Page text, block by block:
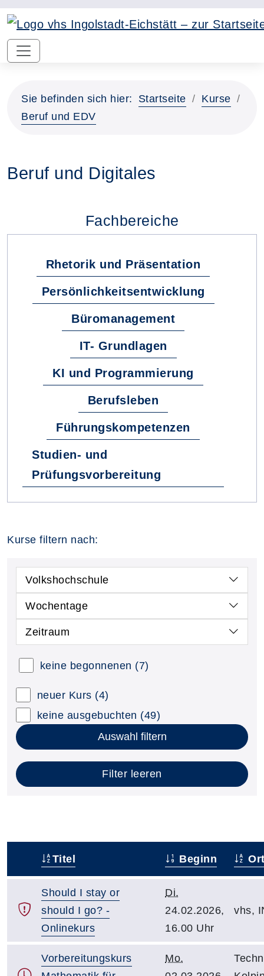
Sie befinden sich hier: Startseite
Kurse
Beruf und EDV
Beruf und Digitales
Fachbereiche
Rhetorik und Präsentation
Persönlichkeitsentwicklung
Büromanagement
IT- Grundlagen
KI und Programmierung
Berufsleben
Führungskompetenzen
Studien- und
Prüfungsvorbereitung
Kurse filtern nach:
Volkshochschule
Wochentage
Zeitraum
keine begonnenen (7)
neuer Kurs (4)
keine ausgebuchten (49)
Auswahl filtern
Filter leeren
Titel Beginn
Should I stay or
should I go? -
Onlinekurs
Di.
24.02.2026,
16.00 Uhr
vhs,
Vorbereitungskurs
Mo.